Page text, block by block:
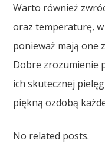
Warto również
oraz temperaturę,
ponieważ mają one
Dobre zrozumienie
ich skutecznej
piękną ozdobą
No related posts.